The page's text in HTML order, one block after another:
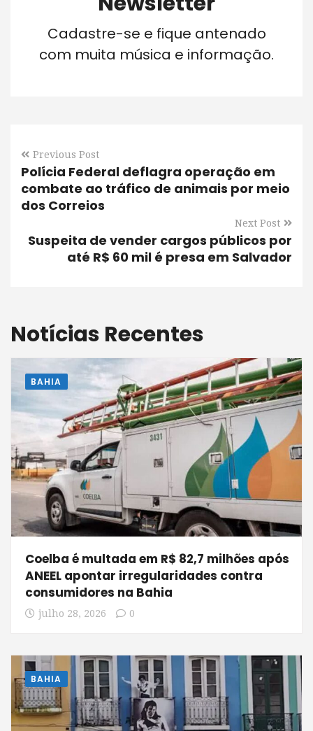
Cadastre-se e fique antenado
com muita música e informação.
Previous Post
Polícia Federal deflagra operação em
combate ao tráfico de animais por meio
dos Correios
Next Post
Suspeita de vender cargos públicos por
até R$ 60 mil é presa em Salvador
Notícias Recentes
BAHIA
Coelba é multada em R$ 82,7 milhões após
ANEEL apontar irregularidades contra
consumidores na Bahia
julho 28, 2026 0
BAHIA